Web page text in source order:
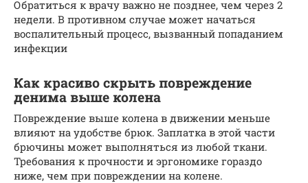
Обратиться к врачу важно не позднее, чем через 2
недели. В противном случае может начаться
воспалительный процесс, вызванный попаданием
инфекции
Как красиво скрыть повреждение
денима выше колена
Повреждение выше колена в движении меньше
влияют на удобстве брюк. Заплатка в этой части
брючины может выполняться из любой ткани.
Требования к прочности и эргономике гораздо
ниже, чем при повреждении на колене.